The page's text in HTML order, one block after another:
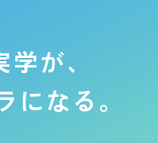
が、
になる。